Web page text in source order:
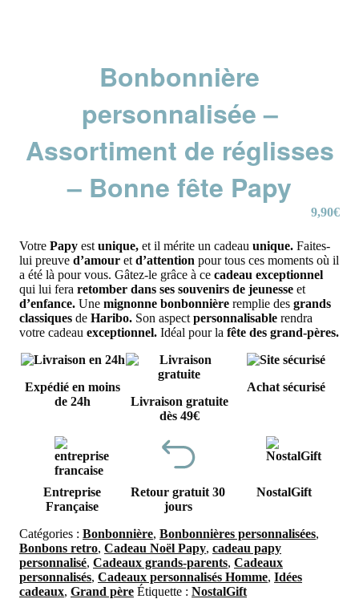
Bonbonnière
personnalisée –
Assortiment de réglisses
– Bonne fête Papy
9,90€
Votre Papy est unique, et il mérite un cadeau unique. Faites-
lui preuve d’amour et d’attention pour tous ces moments où il
a été là pour vous. Gâtez-le grâce à ce cadeau exceptionnel
qui lui fera retomber dans ses souvenirs de jeunesse et
d’enfance. Une mignonne bonbonnière remplie des grands
classiques de Haribo. Son aspect personnalisable rendra
votre cadeau exceptionnel. Idéal pour la fête des grand-pères.
Expédié en moins
de 24h
Livraison gratuite
dès 49€
Achat sécurisé
Entreprise
Française
Retour gratuit 30
jours
NostalGift
Catégories : Bonbonnière, Bonbonnières personnalisées,
Bonbons retro, Cadeau Noël Papy, cadeau papy
personnalisé, Cadeaux grands-parents, Cadeaux
personnalisés, Cadeaux personnalisés Homme, Idées
cadeaux, Grand père Étiquette : NostalGift